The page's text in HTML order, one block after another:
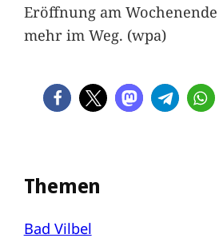
Eröffnung am
mehr im Weg. (wpa)
Themen
Bad Vilbel